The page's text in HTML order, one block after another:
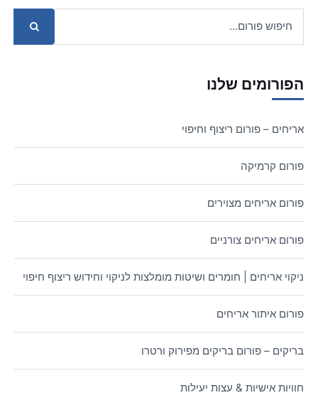
הפורומים שלנו
אריחים – פורום ריצוף וחיפוי
פורום קרמיקה
פורום אריחים מצוירים
פורום אריחים צורניים
ניקוי אריחים | חומרים ושיטות מומלצות לניקוי וחידוש ריצוף חיפוי
פורום איתור אריחים
בריקים – פורום בריקים מפירוק ורטרו
חוויות אישיות & עצות יעילות